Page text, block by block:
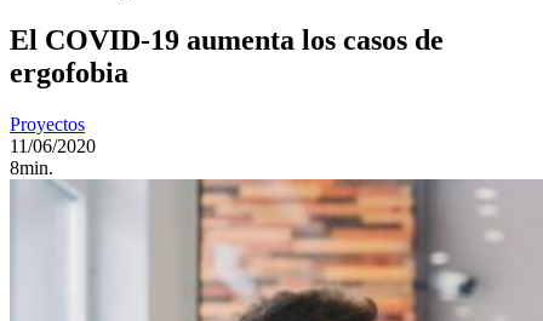
El COVID-19 aumenta los casos de
ergofobia
Proyectos
11/06/2020
8min.